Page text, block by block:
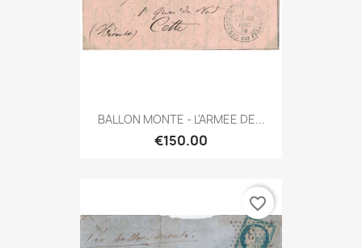
BALLON MONTE - L'ARMEE DE...
€150.00
favorite_border